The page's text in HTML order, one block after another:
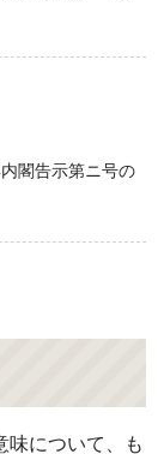
閣告示第ニ号の
味について、も